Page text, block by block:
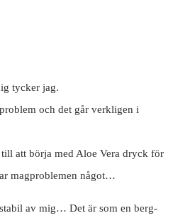
tycker jag.
och det går verkligen i
att börja med Aloe Vera dryck för
magproblemen något…
av mig… Det är som en berg-